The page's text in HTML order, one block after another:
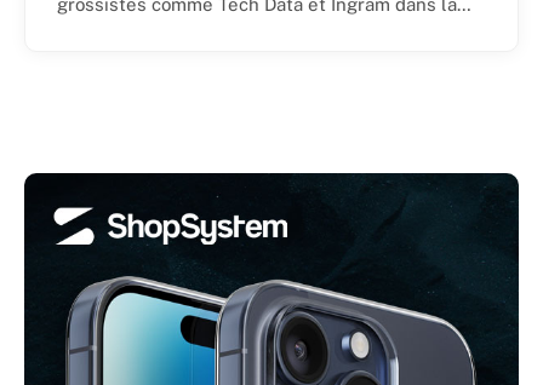
grossistes comme Tech Data et Ingram dans la…